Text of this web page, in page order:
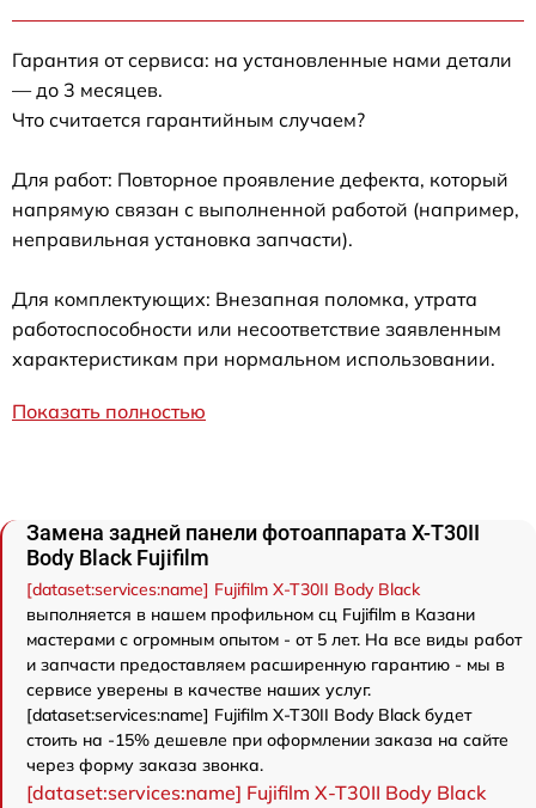
Гарантия от сервиса: на установленные нами детали
— до 3 месяцев.
Что считается гарантийным случаем?
Для работ: Повторное проявление дефекта, который
напрямую связан с выполненной работой (например,
неправильная установка запчасти).
Для комплектующих: Внезапная поломка, утрата
работоспособности или несоответствие заявленным
характеристикам при нормальном использовании.
Показать полностью
Замена задней панели фотоаппарата X-T30II
Body Black Fujifilm
[dataset:services:name] Fujifilm X-T30II Body Black
выполняется в нашем профильном сц Fujifilm в Казани
мастерами с огромным опытом - от 5 лет. На все виды работ
и запчасти предоставляем расширенную гарантию - мы в
сервисе уверены в качестве наших услуг.
[dataset:services:name] Fujifilm X-T30II Body Black будет
стоить на -15% дешевле при оформлении заказа на сайте
через форму заказа звонка.
[dataset:services:name] Fujifilm X-T30II Body Black